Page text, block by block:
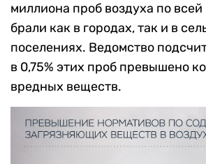
миллиона проб воздуха по
брали как в городах, так и в
поселениях. Ведомство
в 0,75% этих проб превышено
вредных веществ.